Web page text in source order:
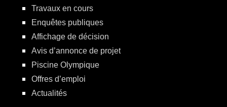
Travaux en cours
Enquêtes publiques
Affichage de décision
Avis d’annonce de projet
Piscine Olympique
Offres d’emploi
Actualités